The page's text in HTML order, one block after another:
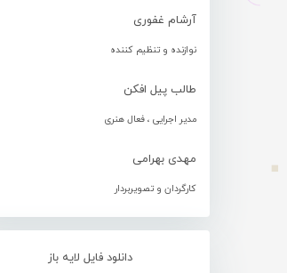
آرشام غفوری
نوازنده و تنظیم کننده
طالب پیل افکن
مدیر اجرایی ، فعال هنری
مهدی بهرامی
کارگردان و تصویربردار
دانلود فایل لایه باز